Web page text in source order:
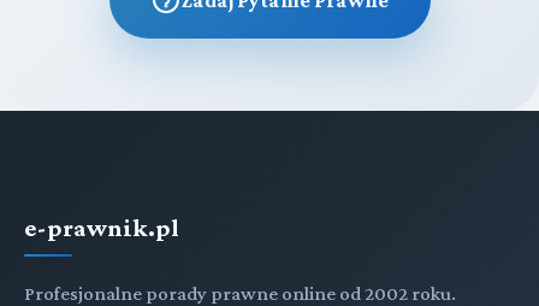
e-prawnik.pl
Profesjonalne porady prawne online od 2002 roku.